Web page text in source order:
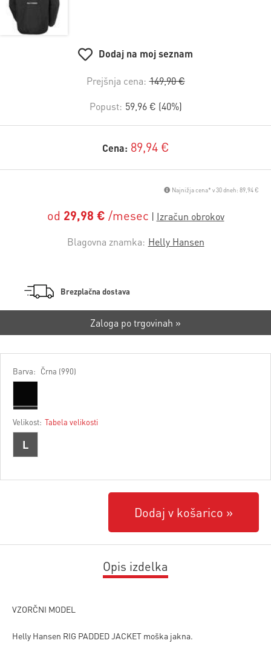
Dodaj na moj seznam
Prejšnja cena: 149,90 €
Popust: 59,96 € (40%)
Cena: 89,94 €
Najnižja cena* v 30 dneh: 89,94 €
od 29,98 € /mesec
Blagovna znamka: Helly Hansen
Brezplačna dostava
Zaloga po trgovinah »
Barva: Črna (990)
Velikost: Tabela velikosti
L
Dodaj v košarico
Opis izdelka
VZORČNI MODEL
Helly Hansen RIG PADDED JACKET moška jakna.